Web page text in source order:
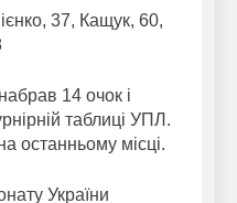
37, Кащук, 60,
14 очок і
таблиці УПЛ.
останньому місці.
України